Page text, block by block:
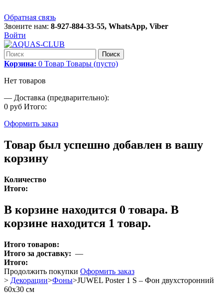
Обратная связь
Звоните нам: 8-927-884-33-55, WhatsApp, Viber
Войти
Поиск
Корзина: 0 Товар Товары (пусто)
Нет товаров
— Доставка (предварительно):
0 руб Итого:
Оформить заказ
Товар был успешно добавлен в вашу
корзину
Количество
Итого:
В корзине находится 0 товара. В
корзине находится 1 товар.
Итого товаров:
Итого за доставку: —
Итого:
Продолжить покупки Оформить заказ
> Декорации>Фоны>JUWEL Poster 1 S – Фон двухсторонний
60x30 см